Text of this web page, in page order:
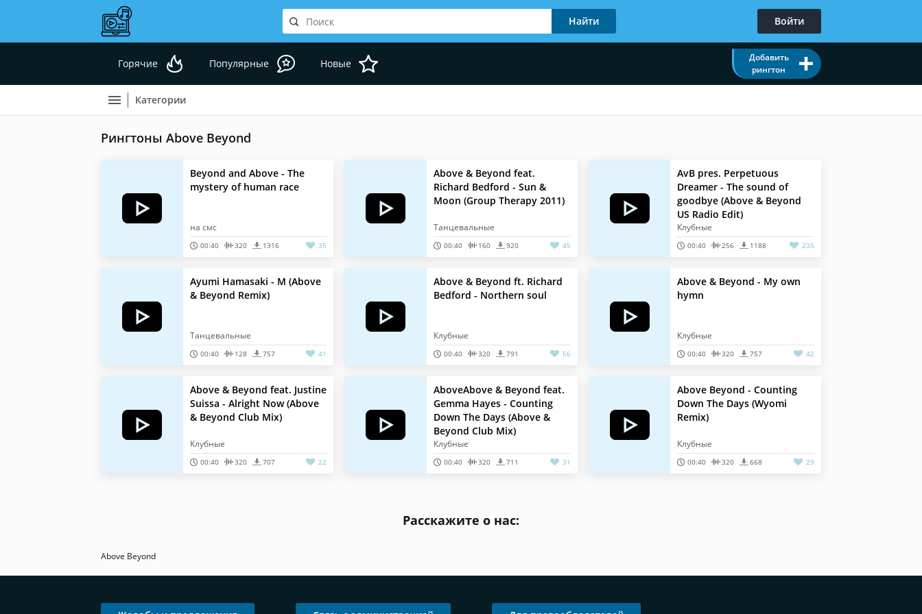
Войти
Горячие Популярные Новые
Добавить
рингтон
Категории
Рингтоны Above Beyond
Beyond and Above - The
mystery of human race
на смс
00:40 320 1316 35
Above & Beyond feat.
Richard Bedford - Sun &
Moon (Group Therapy 2011)
Танцевальные
00:40 160 920 45
AvB pres. Perpetuous
Dreamer - The sound of
goodbye (Above & Beyond
US Radio Edit)
Клубные
00:40 256 1188 235
Ayumi Hamasaki - M (Above
& Beyond Remix)
Танцевальные
00:40 128 757 41
Above & Beyond ft. Richard
Bedford - Northern soul
Клубные
00:40 320 791 56
Above & Beyond - My own
hymn
Клубные
00:40 320 757 42
Above & Beyond feat. Justine
Suissa - Alright Now (Above
& Beyond Club Mix)
Клубные
00:40 320 707 22
AboveAbove & Beyond feat.
Gemma Hayes - Counting
Down The Days (Above &
Beyond Club Mix)
Клубные
00:40 320 711 31
Above Beyond - Counting
Down The Days (Wyomi
Remix)
Клубные
00:40 320 668 29
Расскажите о нас:
Above Beyond